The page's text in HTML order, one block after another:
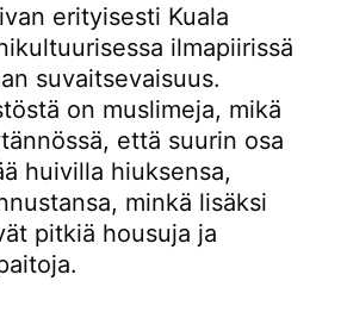
erityisesti Kuala
ilmapiirissä
suvaitsevaisuus.
on muslimeja, mikä
että suurin osa
huivilla hiuksensa,
minkä lisäksi
pitkiä housuja ja